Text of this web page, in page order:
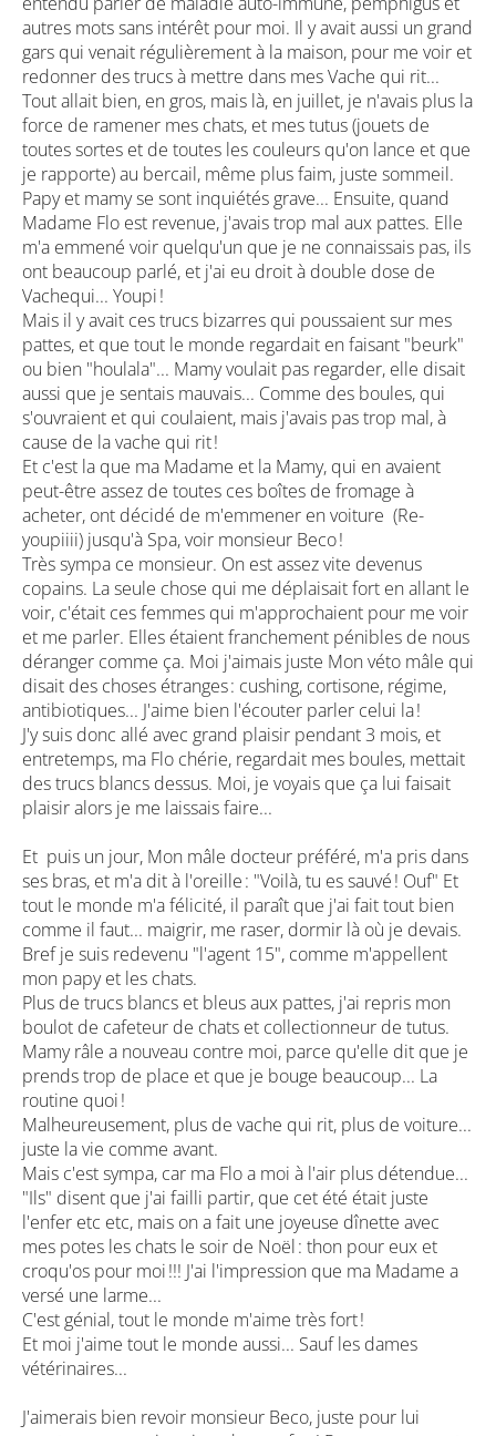
autres mots sans intérêt pour moi. Il y avait aussi un grand
gars qui venait régulièrement à la maison, pour me voir et
redonner des trucs à mettre dans mes Vache qui rit...
Tout allait bien, en gros, mais là, en juillet, je n'avais plus la
force de ramener mes chats, et mes tutus (jouets de
toutes sortes et de toutes les couleurs qu'on lance et que
je rapporte) au bercail, même plus faim, juste sommeil.
Papy et mamy se sont inquiétés grave... Ensuite, quand
Madame Flo est revenue, j'avais trop mal aux pattes. Elle
m'a emmené voir quelqu'un que je ne connaissais pas, ils
ont beaucoup parlé, et j'ai eu droit à double dose de
Vachequi... Youpi !
Mais il y avait ces trucs bizarres qui poussaient sur mes
pattes, et que tout le monde regardait en faisant "beurk"
ou bien "houlala"... Mamy voulait pas regarder, elle disait
aussi que je sentais mauvais... Comme des boules, qui
s'ouvraient et qui coulaient, mais j'avais pas trop mal, à
cause de la vache qui rit !
Et c'est la que ma Madame et la Mamy, qui en avaient
peut-être assez de toutes ces boîtes de fromage à
acheter, ont décidé de m'emmener en voiture (Re-
youpiiii) jusqu'à Spa, voir monsieur Beco !
Très sympa ce monsieur. On est assez vite devenus
copains. La seule chose qui me déplaisait fort en allant le
voir, c'était ces femmes qui m'approchaient pour me voir
et me parler. Elles étaient franchement pénibles de nous
déranger comme ça. Moi j'aimais juste Mon véto mâle qui
disait des choses étranges : cushing, cortisone, régime,
antibiotiques... J'aime bien l'écouter parler celui la !
J'y suis donc allé avec grand plaisir pendant 3 mois, et
entretemps, ma Flo chérie, regardait mes boules, mettait
des trucs blancs dessus. Moi, je voyais que ça lui faisait
plaisir alors je me laissais faire...
Et puis un jour, Mon mâle docteur préféré, m'a pris dans
ses bras, et m'a dit à l'oreille : "Voilà, tu es sauvé ! Ouf" Et
tout le monde m'a félicité, il paraît que j'ai fait tout bien
comme il faut... maigrir, me raser, dormir là où je devais.
Bref je suis redevenu "l'agent 15", comme m'appellent
mon papy et les chats.
Plus de trucs blancs et bleus aux pattes, j'ai repris mon
boulot de cafeteur de chats et collectionneur de tutus.
Mamy râle a nouveau contre moi, parce qu'elle dit que je
prends trop de place et que je bouge beaucoup... La
routine quoi !
Malheureusement, plus de vache qui rit, plus de voiture...
juste la vie comme avant.
Mais c'est sympa, car ma Flo a moi à l'air plus détendue...
"Ils" disent que j'ai failli partir, que cet été était juste
l'enfer etc etc, mais on a fait une joyeuse dînette avec
mes potes les chats le soir de Noël : thon pour eux et
croqu'os pour moi !!! J'ai l'impression que ma Madame a
versé une larme...
C'est génial, tout le monde m'aime très fort !
Et moi j'aime tout le monde aussi... Sauf les dames
vétérinaires...
J'aimerais bien revoir monsieur Beco, juste pour lui